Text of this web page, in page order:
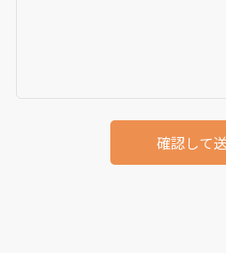
確認して